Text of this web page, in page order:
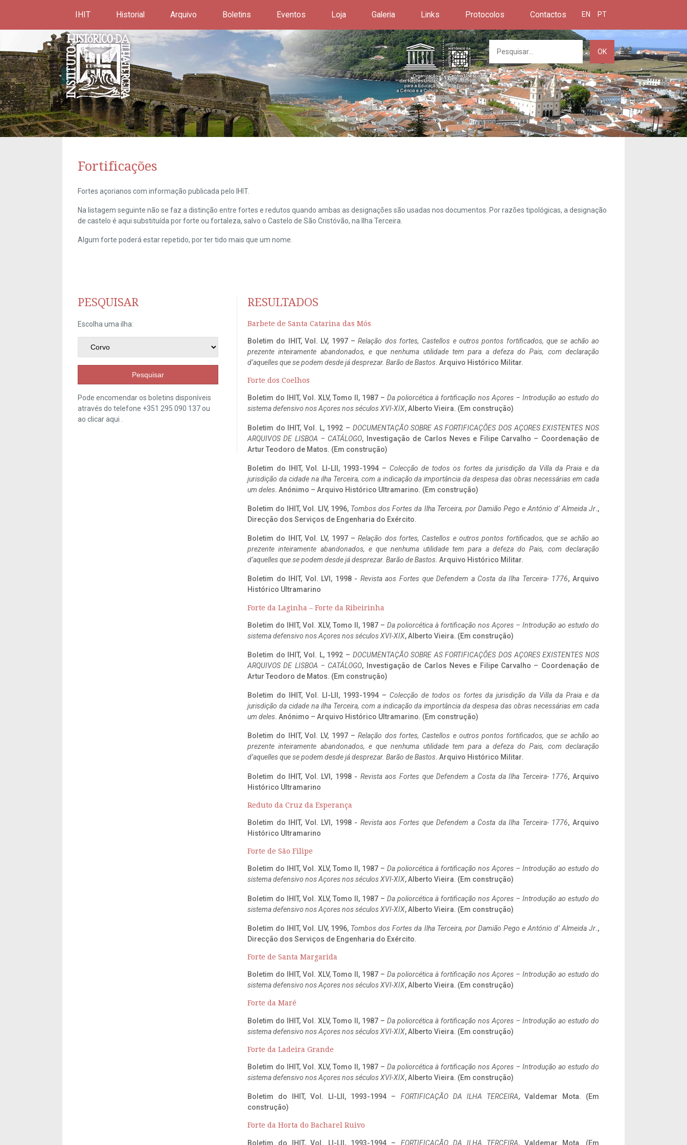
IHIT Historial Arquivo Boletins Eventos Loja Galeria Links Protocolos Contactos EN PT
OK
Fortificações
Fortes açorianos com informação publicada pelo IHIT.
Na listagem seguinte não se faz a distinção entre fortes e redutos quando ambas as designações são usadas nos documentos. Por razões tipológicas, a designação
de castelo é aqui substituída por forte ou fortaleza, salvo o Castelo de São Cristóvão, na Ilha Terceira.
Algum forte poderá estar repetido, por ter tido mais que um nome.
PESQUISAR
Escolha uma ilha:
Pesquisar
Pode encomendar os boletins disponíveis
através do telefone +351 295 090 137 ou
ao clicaraqui
RESULTADOS
Barbete de Santa Catarina das Mós
Boletim do IHIT, Vol. LV, 1997 –Relação dos fortes, Castellos e outros pontos fortificados, que se achão ao
prezente inteiramente abandonados, e que nenhuma utilidade tem para a defeza do Pais, com declaração
d’aquelles que se podem desde já desprezar. Barão de Bastos. Arquivo Histórico Militar.
Forte dos Coelhos
Boletim do IHIT, Vol. XLV, Tomo II, 1987 – Da poliorcética à fortificação nos Açores – Introdução ao estudo do
sistema defensivo nos Açores nos séculos XVI-XIX, Alberto Vieira. (Em construção)
Boletim do IHIT, Vol. L, 1992 – DOCUMENTAÇÃO SOBRE AS FORTIFICAÇÕES DOS AÇORES EXISTENTES NOS
ARQUIVOS DE LISBOA – CATÁLOGO, Investigação de Carlos Neves e Filipe Carvalho – Coordenação de
Artur Teodoro de Matos. (Em construção)
Boletim do IHIT, Vol. LI-LII, 1993-1994 – Colecção de todos os fortes da jurisdição da Villa da Praia e da
jurisdição da cidade na ilha Terceira, com a indicação da importância da despesa das obras necessárias em cada
um deles. Anónimo – Arquivo Histórico Ultramarino. (Em construção)
Boletim do IHIT, Vol. LIV, 1996, Tombos dos Fortes da Ilha Terceira, por Damião Pego e António d’ Almeida Jr.,
Direcção dos Serviços de Engenharia do Exército.
Boletim do IHIT, Vol. LV, 1997 –Relação dos fortes, Castellos e outros pontos fortificados, que se achão ao
prezente inteiramente abandonados, e que nenhuma utilidade tem para a defeza do Pais, com declaração
d’aquelles que se podem desde já desprezar. Barão de Bastos. Arquivo Histórico Militar.
Boletim do IHIT, Vol. LVI, 1998 - Revista aos Fortes que Defendem a Costa da Ilha Terceira- 1776, Arquivo
Histórico Ultramarino
Forte da Laginha – Forte da Ribeirinha
Boletim do IHIT, Vol. XLV, Tomo II, 1987 – Da poliorcética à fortificação nos Açores – Introdução ao estudo do
sistema defensivo nos Açores nos séculos XVI-XIX, Alberto Vieira. (Em construção)
Boletim do IHIT, Vol. L, 1992 – DOCUMENTAÇÃO SOBRE AS FORTIFICAÇÕES DOS AÇORES EXISTENTES NOS
ARQUIVOS DE LISBOA – CATÁLOGO, Investigação de Carlos Neves e Filipe Carvalho – Coordenação de
Artur Teodoro de Matos. (Em construção)
Boletim do IHIT, Vol. LI-LII, 1993-1994 – Colecção de todos os fortes da jurisdição da Villa da Praia e da
jurisdição da cidade na ilha Terceira, com a indicação da importância da despesa das obras necessárias em cada
um deles. Anónimo – Arquivo Histórico Ultramarino. (Em construção)
Boletim do IHIT, Vol. LV, 1997 –Relação dos fortes, Castellos e outros pontos fortificados, que se achão ao
prezente inteiramente abandonados, e que nenhuma utilidade tem para a defeza do Pais, com declaração
d’aquelles que se podem desde já desprezar. Barão de Bastos. Arquivo Histórico Militar.
Boletim do IHIT, Vol. LVI, 1998 - Revista aos Fortes que Defendem a Costa da Ilha Terceira- 1776, Arquivo
Histórico Ultramarino
Reduto da Cruz da Esperança
Boletim do IHIT, Vol. LVI, 1998 - Revista aos Fortes que Defendem a Costa da Ilha Terceira- 1776, Arquivo
Histórico Ultramarino
Forte de São Filipe
Boletim do IHIT, Vol. XLV, Tomo II, 1987 – Da poliorcética à fortificação nos Açores – Introdução ao estudo do
sistema defensivo nos Açores nos séculos XVI-XIX, Alberto Vieira. (Em construção)
Boletim do IHIT, Vol. XLV, Tomo II, 1987 – Da poliorcética à fortificação nos Açores – Introdução ao estudo do
sistema defensivo nos Açores nos séculos XVI-XIX, Alberto Vieira. (Em construção)
Boletim do IHIT, Vol. LIV, 1996, Tombos dos Fortes da Ilha Terceira, por Damião Pego e António d’ Almeida Jr.,
Direcção dos Serviços de Engenharia do Exército.
Forte de Santa Margarida
Boletim do IHIT, Vol. XLV, Tomo II, 1987 – Da poliorcética à fortificação nos Açores – Introdução ao estudo do
sistema defensivo nos Açores nos séculos XVI-XIX, Alberto Vieira. (Em construção)
Forte da Maré
Boletim do IHIT, Vol. XLV, Tomo II, 1987 – Da poliorcética à fortificação nos Açores – Introdução ao estudo do
sistema defensivo nos Açores nos séculos XVI-XIX, Alberto Vieira. (Em construção)
Forte da Ladeira Grande
Boletim do IHIT, Vol. XLV, Tomo II, 1987 – Da poliorcética à fortificação nos Açores – Introdução ao estudo do
sistema defensivo nos Açores nos séculos XVI-XIX, Alberto Vieira. (Em construção)
Boletim do IHIT, Vol. LI-LII, 1993-1994 – FORTIFICAÇÃO DA ILHA TERCEIRA, Valdemar Mota. (Em
construção)
Forte da Horta do Bacharel Ruivo
Boletim do IHIT, Vol. LI-LII, 1993-1994 – FORTIFICAÇÃO DA ILHA TERCEIRA, Valdemar Mota. (Em